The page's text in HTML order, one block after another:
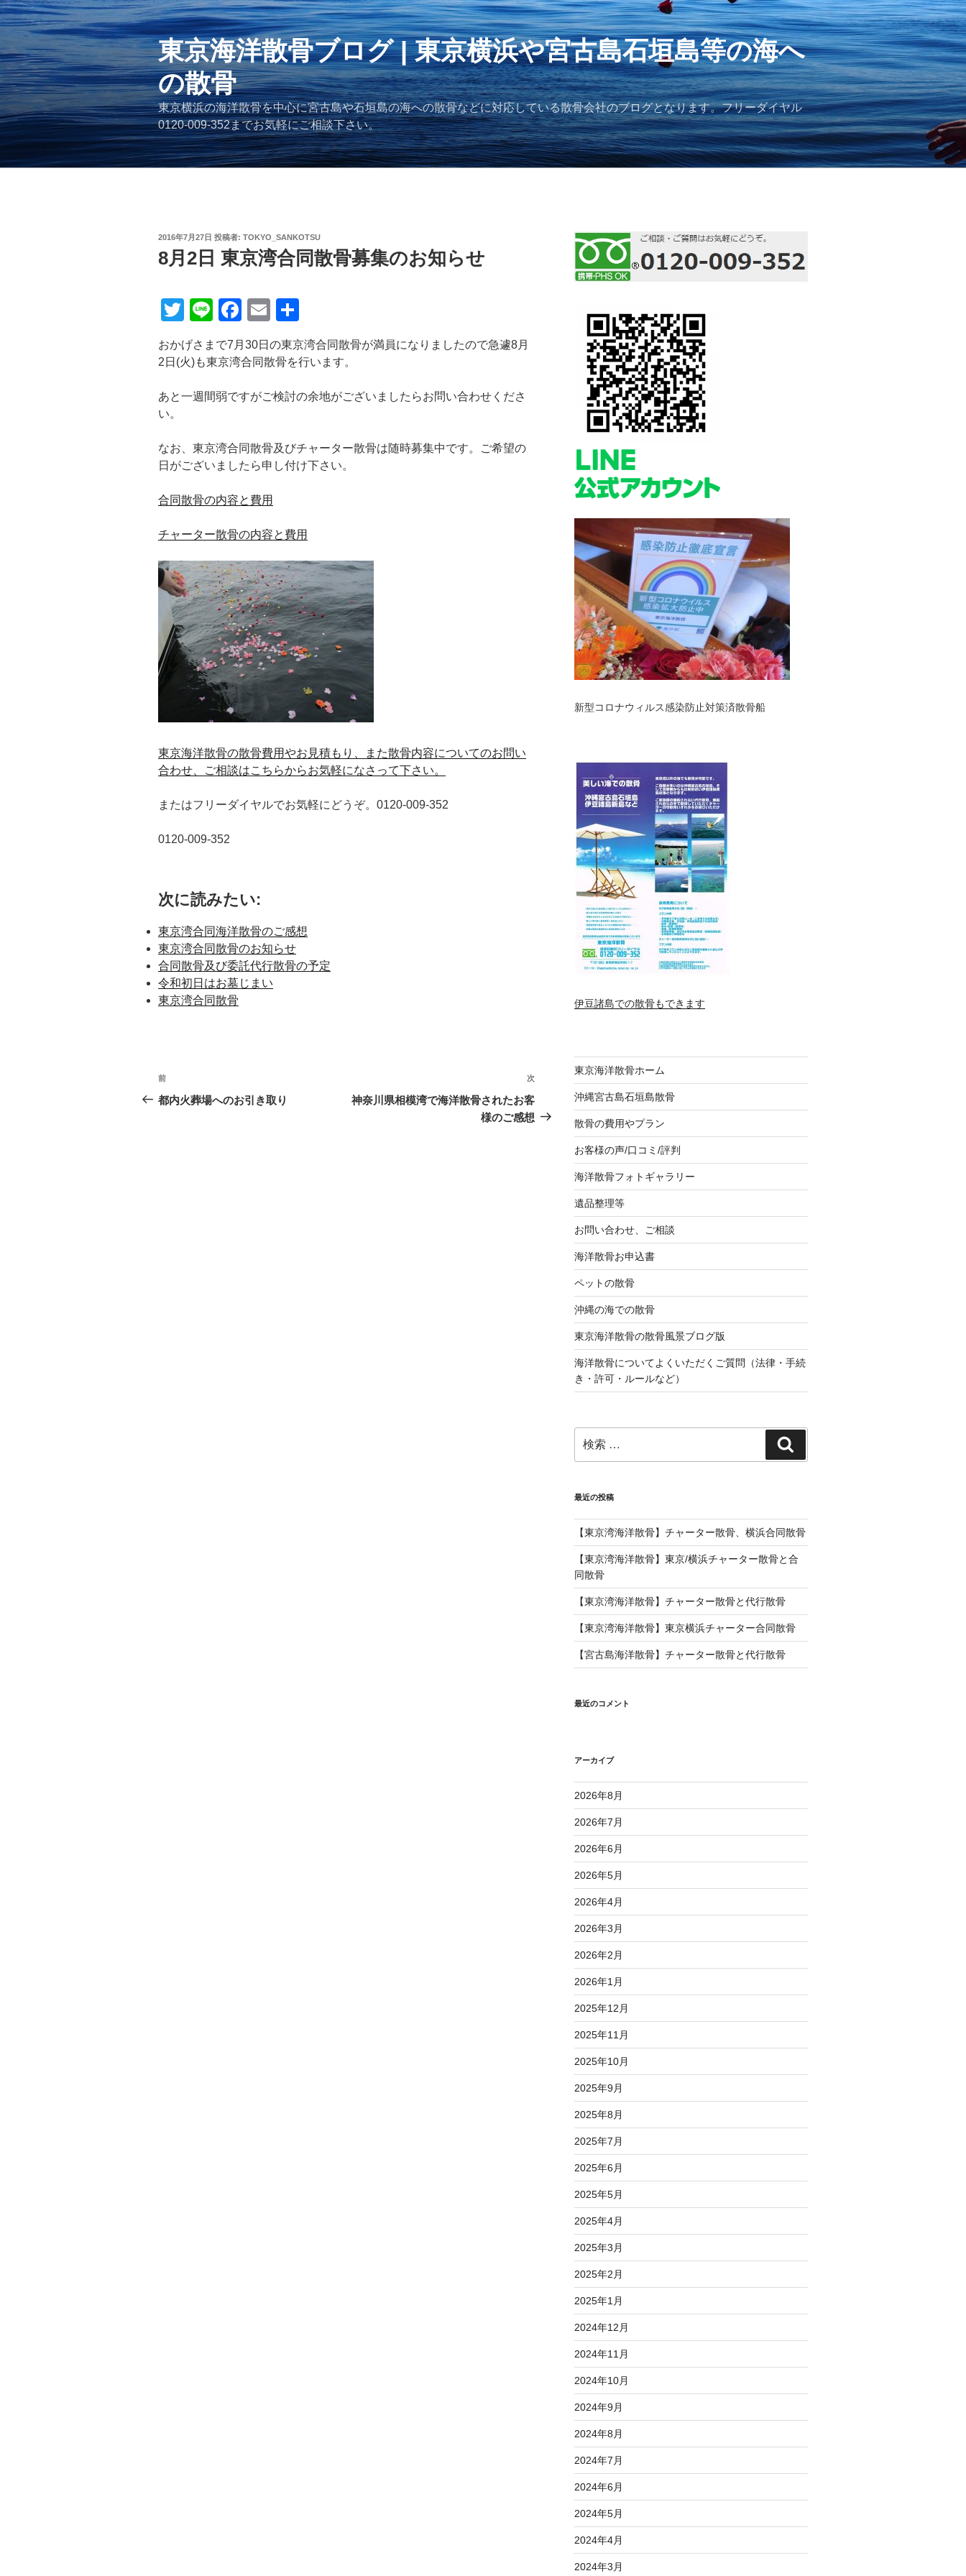
コ
ン
ン
ツ
へ
ス
ッ
プ
東京海洋散骨ブログ | 東京横浜や宮古島石垣島等の海へ
の散骨
東京横浜の海洋散骨を中心に宮古島や石垣島の海への散骨などに対応している散骨会社のブログとなります。フリーダイヤル
0120-009-352までお気軽にご相談下さい。
投
日:
2016年7月27日 投稿者: TOKYO_SANKOTSU
8月2日 東京湾合同散骨募集のお知らせ
T
wi
tt
Li
e
F
a
c
b
o
k
E
m
ail
有
おかげさまで7月30日の東京湾合同散骨が満員になりましたので急遽8月
2日(火)も東京湾合同散骨を行います。
あと一週間弱ですがご検討の余地がございましたらお問い合わせくださ
い。
なお、東京湾合同散骨及びチャーター散骨は随時募集中です。ご希望の
日がございましたら申し付け下さい。
合同散骨の内容と費用
チャーター散骨の内容と費用
東京海洋散骨の散骨費用やお見積もり、また散骨内容についてのお問い
合わせ、ご相談はこちらからお気軽になさって下さい。
またはフリーダイヤルでお気軽にどうぞ。0120-009-352
0120-009-352
次に読みたい:
東京湾合同海洋散骨のご感想
東京湾合同散骨のお知らせ
合同散骨及び委託代行散骨の予定
令和初日はお墓じまい
東京湾合同散骨
投
稿
過
去
前
都内火葬場へのお引き取り
次
投
次
神奈川県相模湾で海洋散骨されたお客
様のご感想
新型コロナウィルス感染防止対策済散骨船
伊豆諸島での散骨もできます
東京海洋散骨ホーム
沖縄宮古島石垣島散骨
散骨の費用やプラン
お客様の声/口コミ/評判
海洋散骨フォトギャラリー
遺品整理等
お問い合わせ、ご相談
海洋散骨お申込書
ペットの散骨
沖縄の海での散骨
東京海洋散骨の散骨風景ブログ版
海洋散骨についてよくいただくご質問（法律・手続
き・許可・ルールなど）
索:
索
最近の投稿
【東京湾海洋散骨】チャーター散骨、横浜合同散骨
【東京湾海洋散骨】東京/横浜チャーター散骨と合
同散骨
【東京湾海洋散骨】チャーター散骨と代行散骨
【東京湾海洋散骨】東京横浜チャーター合同散骨
【宮古島海洋散骨】チャーター散骨と代行散骨
最近のコメント
アーカイブ
2026年8月
2026年7月
2026年6月
2026年5月
2026年4月
2026年3月
2026年2月
2026年1月
2025年12月
2025年11月
2025年10月
2025年9月
2025年8月
2025年7月
2025年6月
2025年5月
2025年4月
2025年3月
2025年2月
2025年1月
2024年12月
2024年11月
2024年10月
2024年9月
2024年8月
2024年7月
2024年6月
2024年5月
2024年4月
2024年3月